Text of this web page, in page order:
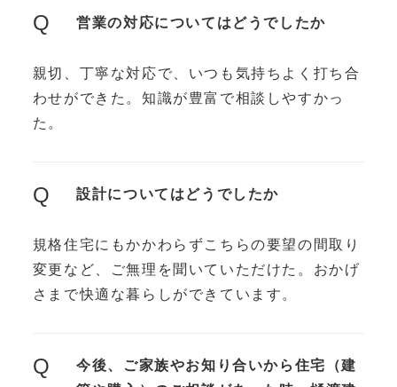
Q 営業の対応についてはどうでしたか
親切、丁寧な対応で、いつも気持ちよく打ち合
わせができた。知識が豊富で相談しやすかっ
た。
Q 設計についてはどうでしたか
規格住宅にもかかわらずこちらの要望の間取り
変更など、ご無理を聞いていただけた。おかげ
さまで快適な暮らしができています。
Q
今後、ご家族やお知り合いから住宅（建